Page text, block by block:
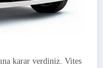
karar verdiniz. Vites